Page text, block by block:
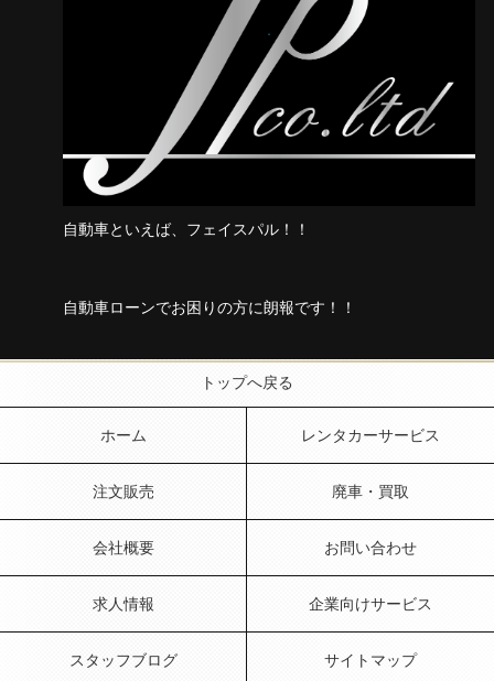
自動車といえば、フェイスパル！！
自動車ローンでお困りの方に朗報です！！
トップへ戻る
ホーム レンタカーサービス
注文販売 廃車・買取
会社概要 お問い合わせ
求人情報 企業向けサービス
スタッフブログ サイトマップ